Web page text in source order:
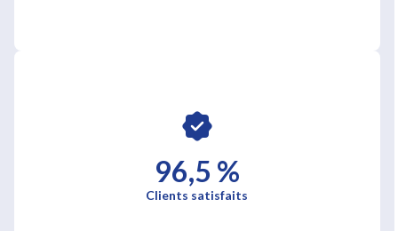
96,5 %
Clients satisfaits